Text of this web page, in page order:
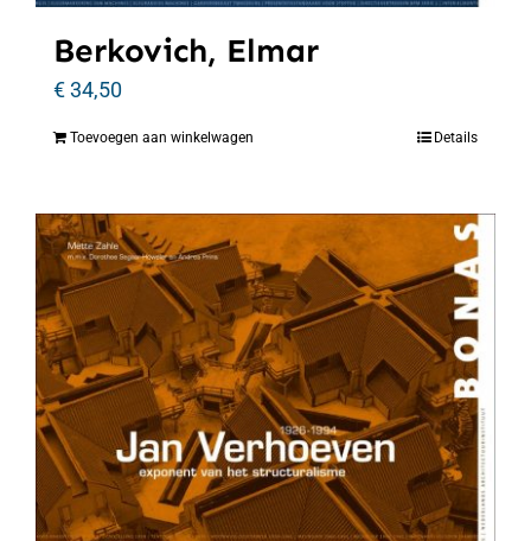
Berkovich, Elmar
€34,50
Toevoegen aan winkelwagen Details